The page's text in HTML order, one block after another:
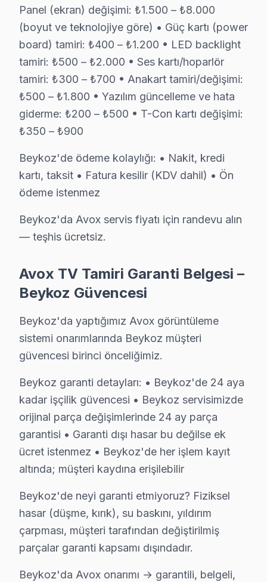
Beykoz'da düzenli bakım yaptıran müşterilerimizde
Beykoz'da Avox TV Yerinde Onarım – Evinize
Beykoz'da Avox televizyonunuz arızalandığında
Yerinde arıza giderme sürecimiz — Beykoz:
• Beykoz'de randevu sonrası 1-2 saat içinde kapınızda
• Beykoz servisimizde tüm marka ve model
• Beykoz'de orijinal parça stok garantisi
• Beykoz servisimizde servis sonrası test ve
• Beykoz'de fatura ve resmi garanti belgesi
Avox televizyon ürünleriniz için Beykoz'de güvenilir
Beykoz'de Avox Servis: Bölge Bilgisi
Neden Beykoz'de Avox teknik desteği Tercih
Beykoz Avox TV Ekran Anakart Profesyonel Servis ve Tamir
Beykoz'da Avox LED TV'niz bozulduğunda aklınıza
• Beykoz'de 25+ sertifikalı teknisyen Avox
• Beykoz'de sadece orijinal parça kullanıyoruz.
• Osiloskop, ESR ölçer, termal kamera ile teşhis
Doğrusunu söylemek gerekirse,, Beykoz Korusu,
Beykoz × Avox: Yerel İçerik ve Deneyim
Avox TV Servis Ağımız: Beykoz Tüm
Öğümce, Örnekköy, Paşabahçe, Paşamandıra,
Acarlar, Akbaba, Alibahadır, Anadolu Hisarı,
Elmalı, Fatih, Göksu, Göllü, Görele, Göztepe,
Avox TV'lerde Sık Görülen Arızalar
Panel (ekran) değişimi: ₺1.500 – ₺8.000
(boyut ve teknolojiye göre) • Güç kartı (power
board) tamiri: ₺400 – ₺1.200 • LED backlight
tamiri: ₺500 – ₺2.000 • Ses kartı/hoparlör
tamiri: ₺300 – ₺700 • Anakart tamiri/değişimi:
₺500 – ₺1.800 • Yazılım güncelleme ve hata
giderme: ₺200 – ₺500 • T-Con kartı değişimi:
₺350 – ₺900
Beykoz'de ödeme kolaylığı: • Nakit, kredi
kartı, taksit • Fatura kesilir (KDV dahil) • Ön
ödeme istenmez
Beykoz'da Avox servis fiyatı için randevu alın
— teşhis ücretsiz.
Avox TV Tamiri Garanti Belgesi –
Beykoz Güvencesi
Beykoz'da yaptığımız Avox görüntüleme
sistemi onarımlarında Beykoz müşteri
güvencesi birinci önceliğimiz.
Beykoz garanti detayları: • Beykoz'de 24 aya
kadar işçilik güvencesi • Beykoz servisimizde
orijinal parça değişimlerinde 24 ay parça
garantisi • Garanti dışı hasar bu değilse ek
ücret istenmez • Beykoz'de her işlem kayıt
altında; müşteri kaydına erişilebilir
Beykoz'de neyi garanti etmiyoruz? Fiziksel
hasar (düşme, kırık), su baskını, yıldırım
çarpması, müşteri tarafından değiştirilmiş
parçalar garanti kapsamı dışındadır.
Beykoz'da Avox onarımı → garantili, belgeli,